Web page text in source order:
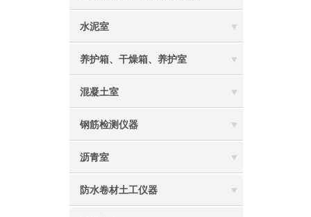
水泥室
养护箱、干燥箱、养护室
混凝土室
钢筋检测仪器
沥青室
防水卷材土工仪器